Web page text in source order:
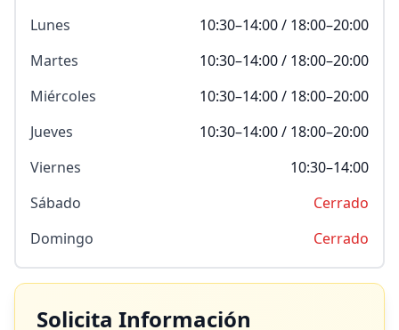
Lunes
10:30–14:00 / 18:00–20:00
Martes
10:30–14:00 / 18:00–20:00
Miércoles
10:30–14:00 / 18:00–20:00
Jueves
10:30–14:00 / 18:00–20:00
Viernes
10:30–14:00
Sábado
Cerrado
Domingo
Cerrado
Solicita Información